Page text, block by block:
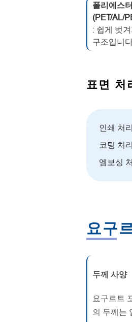
폴리에스
(PET/AL/
: 쉽게 벗
구조입니
표면 처
인쇄 처
코팅 처
엠보싱
요구
두께 사양
요구르트
의 두께는